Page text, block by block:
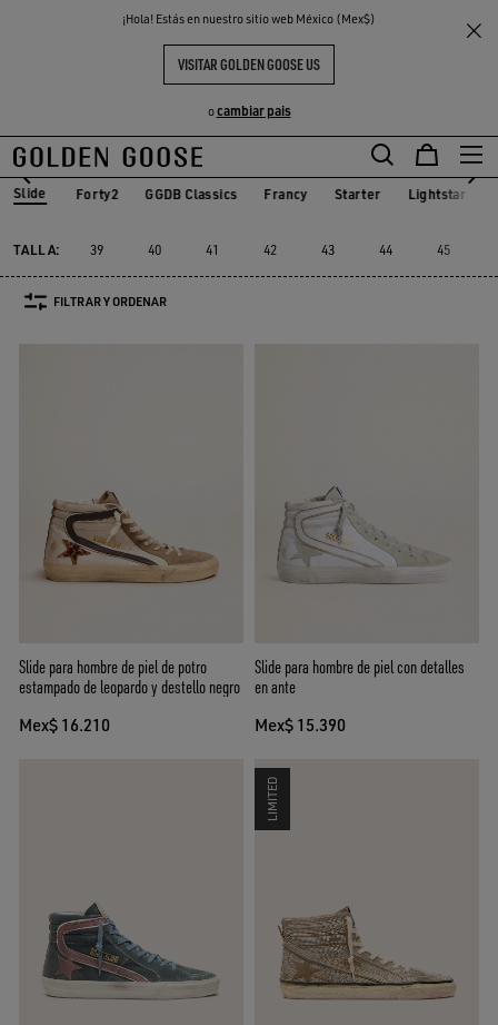
¡Hola! Estás en nuestro sitio web México (Mex$)
VISITAR GOLDEN GOOSE US
ocambiar pais
THE
COMMUNITY
Sneakers Slide
SLIDE HOMBRE
Slide Forty2 GGDB Classics Francy Starter Lightstar
TALLA: 39 40 41 42 43 44 45
FILTRAR Y ORDENAR
Slide para hombre de piel de potro
estampado de leopardo y destello negro
Mex$ 16.210
Slide para hombre de piel con detalles
en ante
Mex$ 15.390
LIMITED